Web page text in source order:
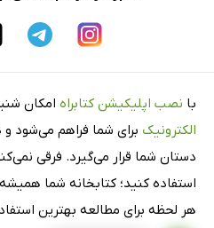
با نصب اپلیکیشن کتابراه امکان
الکترونیک برای شما فراهم می‌شود و
دستان شما قرار می‌گیرد. فرقی
استفاده کنید؛ کتابخانه شما
هر لحظه برای مطالعه بهترین